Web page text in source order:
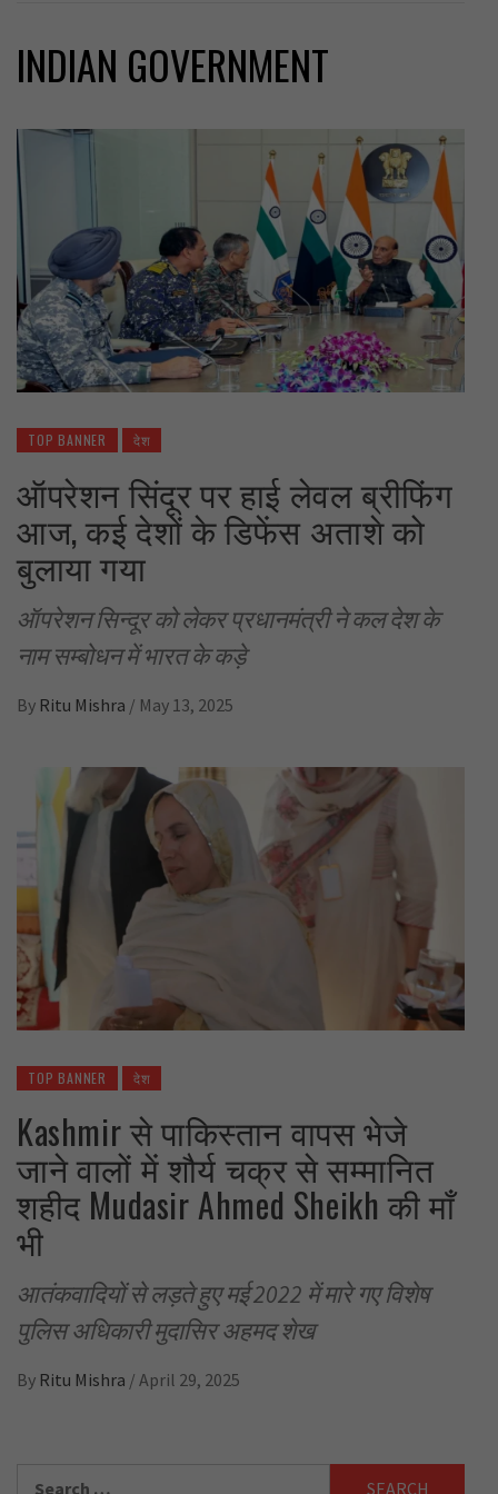
INDIAN GOVERNMENT
TOP BANNER देश
ऑपरेशन सिंदूर पर हाई लेवल ब्रीफिंग
आज, कई देशों के डिफेंस अताशे को
बुलाया गया
ऑपरेशन सिन्दूर को लेकर प्रधानमंत्री ने कल देश के
नाम सम्बोधन में भारत के कड़े
By Ritu Mishra / May 13, 2025
TOP BANNER देश
Kashmir से पाकिस्तान वापस भेजे
जाने वालों में शौर्य चक्र से सम्मानित
शहीद Mudasir Ahmed Sheikh की माँ
भी
आतंकवादियों से लड़ते हुए मई 2022 में मारे गए विशेष
पुलिस अधिकारी मुदासिर अहमद शेख
By Ritu Mishra / April 29, 2025